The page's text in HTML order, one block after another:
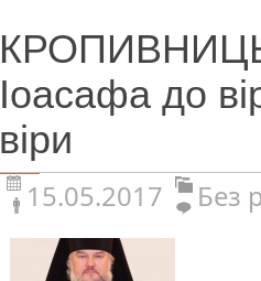
Іоасафа до
віри
15.05.2017 Без